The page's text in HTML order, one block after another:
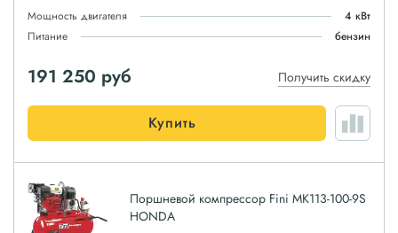
Мощность двигателя
4 кВт
Питание
бензин
191 250 руб Получить скидку
Купить
Поршневой компрессор Fini MK113-100-9S
HONDA